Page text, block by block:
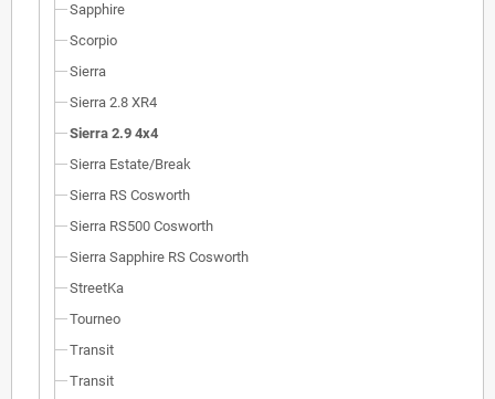
Sapphire
Scorpio
Sierra
Sierra 2.8 XR4
Sierra 2.9 4x4
Sierra Estate/Break
Sierra RS Cosworth
Sierra RS500 Cosworth
Sierra Sapphire RS Cosworth
StreetKa
Tourneo
Transit
Transit